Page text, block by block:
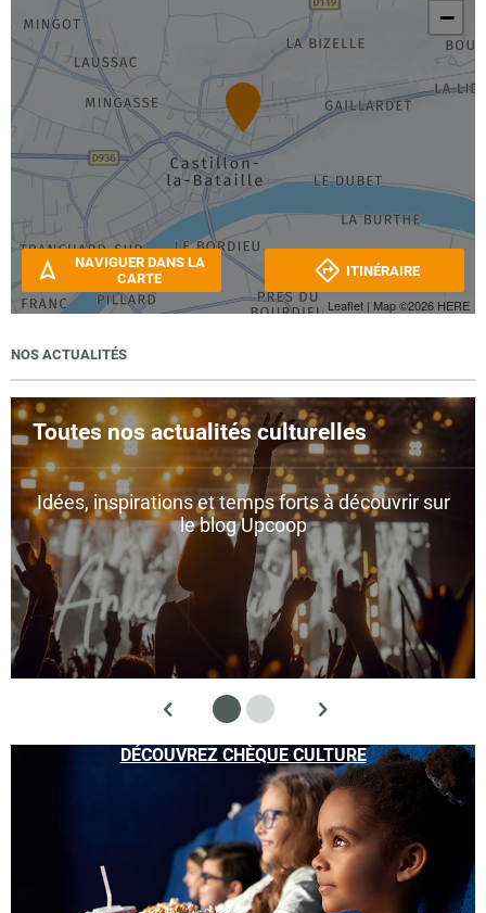
−
Leaflet | Map ©2026 HERE
NAVIGUER DANS LA
CARTE
ITINÉRAIRE
NOS ACTUALITÉS
Toutes nos actualités culturelles
Idées, inspirations et temps forts à découvrir sur
le blog Upcoop
DÉCOUVREZ CHÈQUE CULTURE